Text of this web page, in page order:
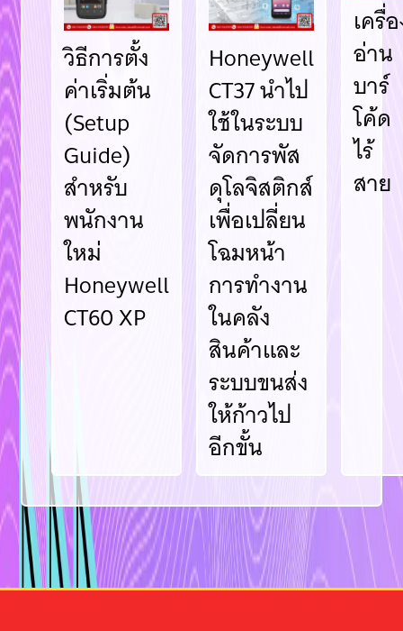
วิธีการตั้ง
ค่าเริ่มต้น
(Setup
Guide)
สำหรับ
พนักงาน
ใหม่
Honeywell
CT60 XP
Honeywell
CT37 นำไป
ใช้ในระบบ
จัดการพัส
ดุโลจิสติกส์
เพื่อเปลี่ยน
โฉมหน้า
การทำงาน
ในคลัง
สินค้าและ
ระบบขนส่ง
ให้ก้าวไป
อีกขั้น
เครื่
อ่าน
บาร์
โค้ด
ไร้
สาย